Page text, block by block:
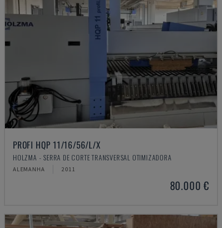
PROFI HQP 11/16/56/L/X
HOLZMA - SERRA DE CORTE TRANSVERSAL OTIMIZADORA
ALEMANHA 2011
80.000 €